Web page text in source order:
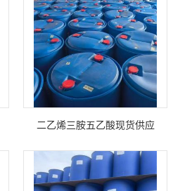
二乙烯三胺五乙酸现货供应